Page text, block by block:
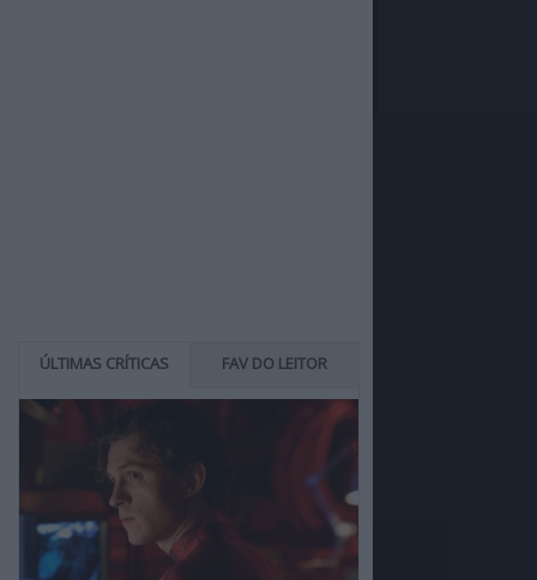
ÚLTIMAS CRÍTICAS FAV DO LEITOR